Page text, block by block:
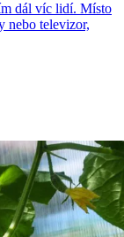
dál víc lidí. Místo
nebo televizor,